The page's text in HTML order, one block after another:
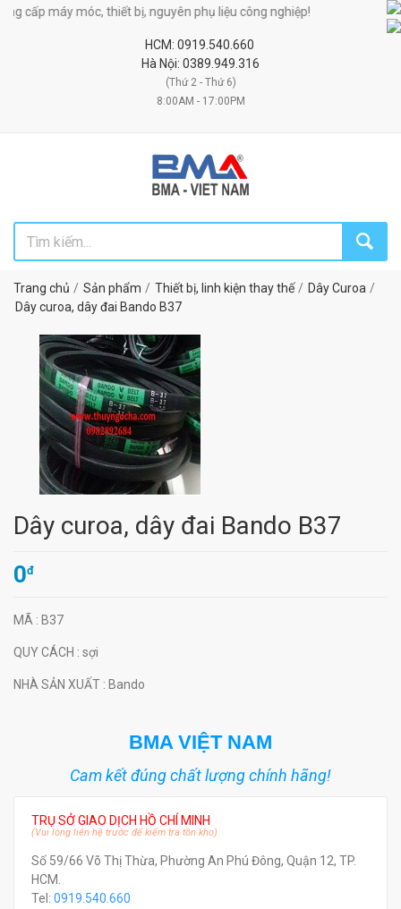
máy móc, thiết bị, nguyên phụ liệu công nghiệp!
HCM: 0919.540.660
Hà Nội: 0389.949.316
(Thứ 2 - Thứ 6)
8:00AM - 17:00PM
Trang chủ Sản phẩm Thiết bị, linh kiện thay thế
Dây Curoa
Dây curoa, dây đai Bando B37
Dây curoa, dây đai Bando B37
0đ
MÃ : B37
QUY CÁCH : sợi
NHÀ SẢN XUẤT : Bando
BMA VIỆT NAM
Cam kết đúng chất lượng chính hãng!
TRỤ SỞ GIAO DỊCH HỒ CHÍ MINH
(Vui lòng liên hệ trước để kiểm tra tồn kho)
Số 59/66 Võ Thị Thừa, Phường An Phú Đông, Quận 12, TP.
HCM.
Tel: 0919.540.660